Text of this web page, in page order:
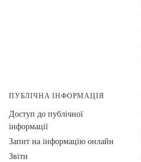
ПУБЛІЧНА ІНФОРМАЦІЯ
Доступ до публічної
інформації
Запит на інформацію онлайн
Звіти